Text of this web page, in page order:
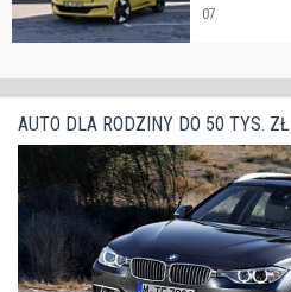
07
AUTO DLA RODZINY DO 50 TYS. ZŁ